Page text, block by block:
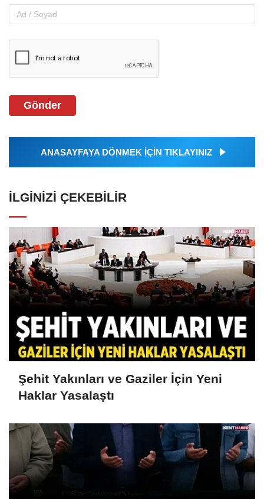
Gönder
ANASAYFAYA DÖNMEK İÇİN TIKLAYINIZ
İLGINIZI ÇEKEBILIR
Şehit Yakınları ve Gaziler İçin Yeni
Haklar Yasalaştı